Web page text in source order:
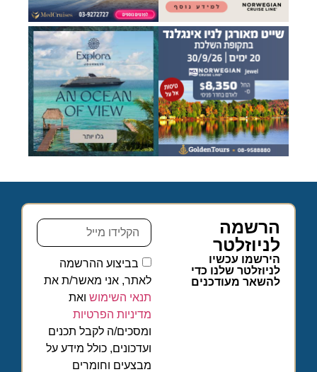
הרשמה
לניוזלטר
הירשמו עכשיו
לניוזלטר שלנו כדי
להשאר מעודכנים
בביצוע ההרשמה
לאתר, אני מאשר/ת את
תנאי השימוש ואת
מדיניות הפרטיות
ומסכים/ה לקבל תכנים
ועדכונים, כולל מידע על
מבצעים וחומרים